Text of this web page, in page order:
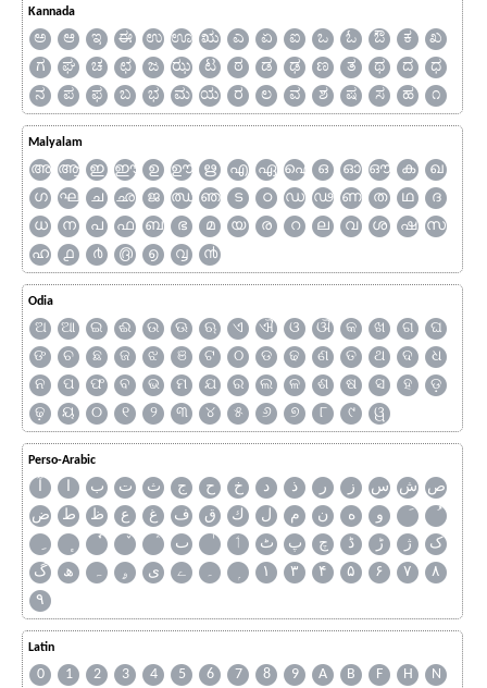
Kannada
ಅ ಆ ಇ ಈ ಉ ಊ ಋ ಎ ಏ ಐ ಒ ಓ ಔ ಕ
ಖ
ಗ
ಘ ಚ ಛ ಜ ಝ ಟ ಠ ಡ ಢ ಣ ತ ಥ ದ
ಧ
ನ
ಪ ಫ ಬ ಭ ಮ ಯ ರ ಲ ವ ಶ ಷ ಸ ಹ ೧
Malyalam
അ ആ ഇ ഈ ഉ ഊ ഋ എ ഏ ഐ ഒ ഓ ഔ ക
ഖ
ഗ
ഘ ച ഛ ജ ഝ ഞ ട ഠ ഡ ഢ ണ ത ഥ
ദ
ധ
ന പ ഫ ബ ഭ മ യ ര റ ല വ ശ ഷ
സ
ഹ
൧ ൪ ൫ ൭ ൮ ൯
Odia
ଅ ଆ ଇ ଈ ଉ ଊ ଋ ଏ ଐ ଓ ଔ କ ଖ ଗ
ଘ
ଙ
ଚ ଛ ଜ ଝ ଞ ଟ ଠ ଡ ଢ ଣ ତ ଥ ଦ
ଧ
ନ
ପ ଫ ବ ଭ ମ ଯ ର ଲ ଳ ଶ ଷ ସ ହ
ଡ଼
ଢ଼
ୟ ୦ ୧ ୨ ୩ ୪ ୫ ୬ ୭ ୮ ୯ ୱ
Perso-Arabic
آ ا ب ت ث ج ح خ د ذ ر ز س ش ص
ض
ط ظ ع غ ف ق ك ل م ن ه
و
ٮ
ٲ ٹ پ چ ڈ ڑ ژ
ک
گ
ھ ہ ۄ ی ے ۔ ۱ ۳ ۴ ۵ ۶ ۷
۸
۹
Latin
0 1 2 3 4 5 6 7 8 9 A B F H
N